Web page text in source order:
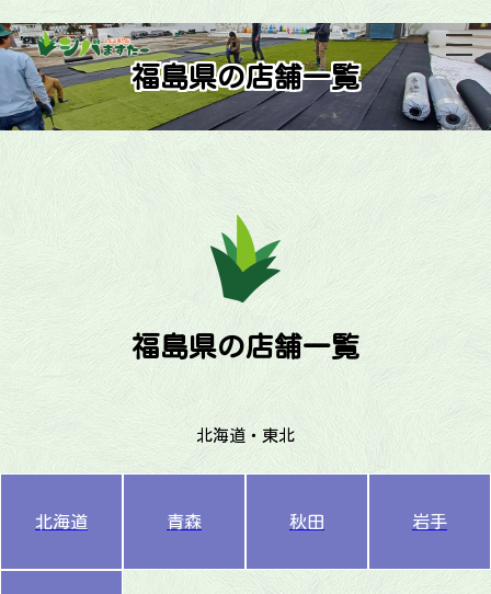
福島県の店舗一覧
福島県の店舗一覧
北海道・東北
北海道 青森 秋田 岩手